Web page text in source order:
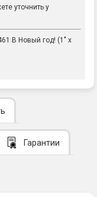
уточнить у
В Новый год! (1" х
Гарантии